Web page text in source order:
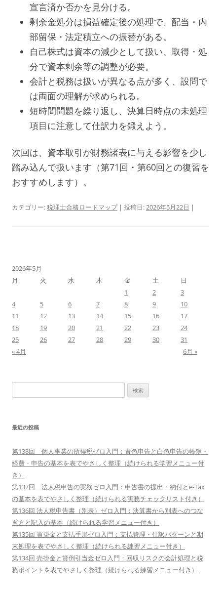
宣言済か否かを見分ける。
剰余金処分は損益確定後の処理で、配当・内
部留保・法定積立への振替がある。
自己株式は資本の減少として扱い、取得・処
分で資本剰余等の調整が必要。
会計と税務は扱いが異なる点が多く、設問で
は両面の理解が求められる。
短時間問題を繰り返し、決算日時点の未処理
項目に注意して仕訳力を鍛えよう。
次回は、資本取引が財務諸表に与える影響を少し
踏み込んで扱います（第71回・第60回との復習を
おすすめします）。
カテゴリー:税理士合格ロードマップ| 投稿日:2026年5月22日 |
2026年5月
月
火 水 木 金 土
日
1
2
3
4
5 6 7 8 9
10
11
12 13 14 15 16
17
18
19 20 21 22 23
24
25
26 27 28 29 30
31
« 4月
6月 »
索:
最近の投稿
第138回 個人事業の所得税ゼロ入門：青色申告と白色申告の帳簿・
経費・申告の基本を表でやさしく整理（続けられる学習メニュー付
き）
第137回 法人税申告の実務ゼロ入門：申告書の提出・納付とe-Tax
の基本を表でやさしく整理（続けられる実務チェックリスト付き）
第136回 法人税申告書（別表）ゼロ入門：決算書から別表へのつな
ぎ方と記入の基本（続けられる学習メニュー付き）
第135回 買掛金と支払手形ゼロ入門：支払管理・仕訳パターンと期
末処理を表でやさしく整理（続けられる練習メニュー付き）
第134回 売掛金と貸倒引当金ゼロ入門：回収リスクの会計処理と税
務ポイントを表でやさしく整理（続けられる練習メニュー付き）